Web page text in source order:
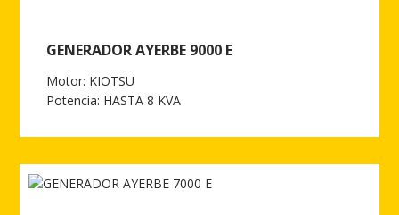
GENERADOR AYERBE 9000 E
Motor: KIOTSU
Potencia: HASTA 8 KVA